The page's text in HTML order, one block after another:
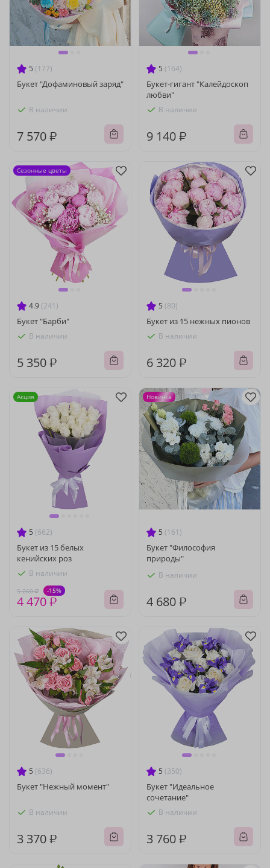
5 (177)
Букет "Дофаминовый заряд"
В наличии
7 570 ₽
5 (164)
Букет-гигант "Калейдоскоп
любви"
В наличии
9 140 ₽
4.9 (241)
Букет "Барби"
В наличии
5 350 ₽
Сезонные цветы
5 (80)
Букет из 15 нежных пионов
В наличии
6 320 ₽
5 (662)
Букет из 15 белых
кенийских роз
В наличии
5 260 ₽ -15%
4 470 ₽
Акция
5 (161)
Букет "Философия
природы"
В наличии
4 680 ₽
Новинка
5 (636)
Букет "Нежный момент"
В наличии
3 370 ₽
5 (350)
Букет "Идеальное
сочетание"
В наличии
3 760 ₽